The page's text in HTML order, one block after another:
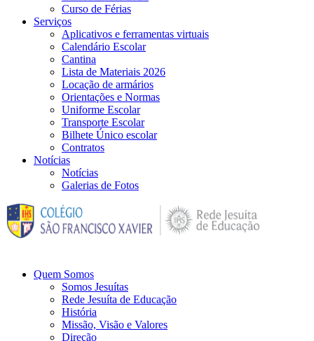
Curso de Férias
Serviços
Aplicativos e ferramentas virtuais
Calendário Escolar
Cantina
Lista de Materiais 2026
Locação de armários
Orientações e Normas
Uniforme Escolar
Transporte Escolar
Bilhete Único escolar
Contratos
Notícias
Notícias
Galerias de Fotos
Quem Somos
Somos Jesuítas
Rede Jesuíta de Educação
História
Missão, Visão e Valores
Direção